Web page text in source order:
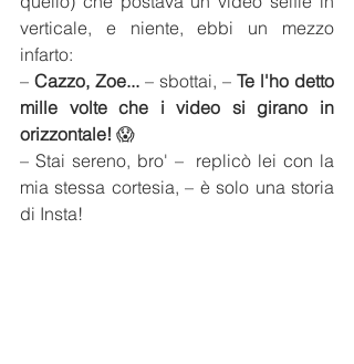
verticale, e niente, ebbi un mezzo
infarto:
– Cazzo, Zoe... – sbottai, – Te l'ho detto
mille volte che i video si girano in
orizzontale! 😱
– Stai sereno, bro' –  replicò lei con la
mia stessa cortesia, – è solo una storia
di Insta!